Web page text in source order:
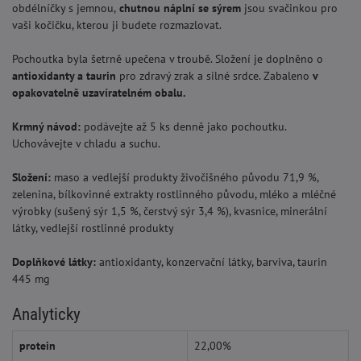
obdélníčky s jemnou, chutnou náplní se sýrem jsou svačinkou pro
vaši kočičku, kterou ji budete rozmazlovat.
Pochoutka byla šetrně upečena v troubě. Složení je doplněno o
antioxidanty a taurin pro zdravý zrak a silné srdce. Zabaleno v
opakovatelně uzavíratelném obalu.
Krmný návod: podávejte až 5 ks denně jako pochoutku.
Uchovávejte v chladu a suchu.
Složení: maso a vedlejší produkty živočišného původu 71,9 %,
zelenina, bílkovinné extrakty rostlinného původu, mléko a mléčné
výrobky (sušený sýr 1,5 %, čerstvý sýr 3,4 %), kvasnice, minerální
látky, vedlejší rostlinné produkty
Doplňkové látky: antioxidanty, konzervační látky, barviva, taurin
445 mg
Analyticky
protein 22,00%